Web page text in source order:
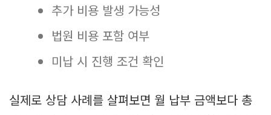
추가 비용 발생 가능성
법원 비용 포함 여부
미납 시 진행 조건 확인
실제로 상담 사례를 살펴보면 월 납부 금액보다 총